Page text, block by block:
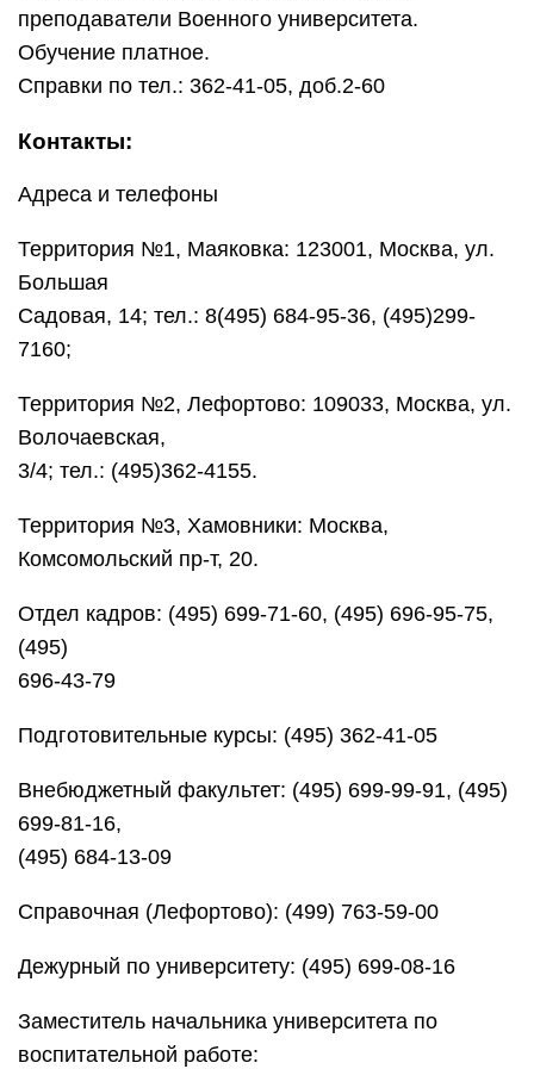
преподаватели Военного университета.
Обучение платное.
Справки по тел.: 362-41-05, доб.2-60
Контакты:
Адреса и телефоны
Территория №1, Маяковка: 123001, Москва, ул.
Большая
Садовая, 14; тел.: 8(495) 684-95-36, (495)299-
7160;
Территория №2, Лефортово: 109033, Москва, ул.
Волочаевская,
3/4; тел.: (495)362-4155.
Территория №3, Хамовники: Москва,
Комсомольский пр-т, 20.
Отдел кадров: (495) 699-71-60, (495) 696-95-75,
(495)
696-43-79
Подготовительные курсы: (495) 362-41-05
Внебюджетный факультет: (495) 699-99-91, (495)
699-81-16,
(495) 684-13-09
Справочная (Лефортово): (499) 763-59-00
Дежурный по университету: (495) 699-08-16
Заместитель начальника университета по
воспитательной работе: